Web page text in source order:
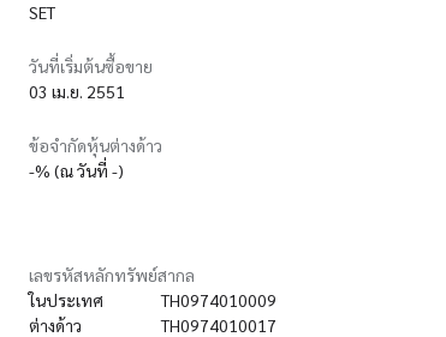
SET
วันที่เริ่มต้นซื้อขาย
03 เม.ย. 2551
ข้อจำกัดหุ้นต่างด้าว
-% (ณ วันที่ -)
เลขรหัสหลักทรัพย์สากล
ในประเทศ
TH0974010009
ต่างด้าว
TH0974010017